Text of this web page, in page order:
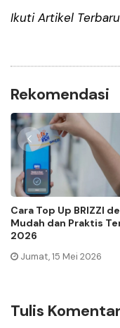
Ikuti Artikel
Rekomendasi
Momen Historis
Hiburan, Netflix Beli
Bros. Senilai Rp1.380
Selasa, 09 Desember
Tulis Komentar